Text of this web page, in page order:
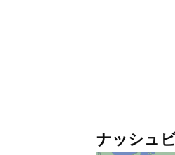
ナッシュ